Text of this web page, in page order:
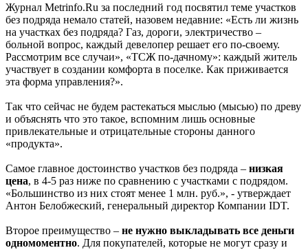
Журнал Metrinfo.Ru за последний год посвятил теме участков
без подряда немало статей, назовем недавние: «Есть ли жизнь
на участках без подряда? Газ, дороги, электричество –
больной вопрос, каждый девелопер решает его по-своему.
Рассмотрим все случаи», «ТСЖ по-дачному»: каждый житель
участвует в создании комфорта в поселке. Как приживается
эта форма управления?».
Так что сейчас не будем растекаться мыслью (мысью) по древу
и объяснять что это такое, вспомним лишь основные
привлекательные и отрицательные стороны данного
«продукта».
Самое главное достоинство участков без подряда – низкая
цена, в 4-5 раз ниже по сравнению с участками с подрядом.
«Большинство из них стоят менее 1 млн. руб.», - утверждает
Антон Белобжеский, генеральный директор Компании IDT.
Второе преимущество – не нужно выкладывать все деньги
одномоментно. Для покупателей, которые не могут сразу и